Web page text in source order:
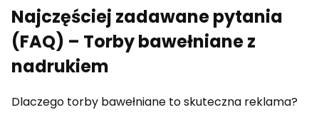
Najczęściej zadawane pytania
(FAQ) – Torby bawełniane z
nadrukiem
Dlaczego torby bawełniane to skuteczna reklama?